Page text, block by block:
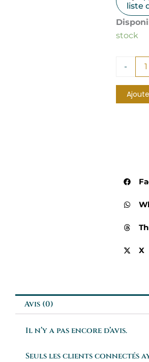
liste
stock
-
Lot
X
Avis (0)
Il n’y a pas encore d’avis.
Seuls les clients connectés